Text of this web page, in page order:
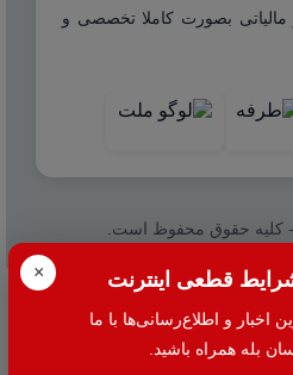
× قطعی اینترنت
اخبار و اطلاع‌رسانی‌ها با ما
بله همراه باشید.
مالیاتی بصورت کاملا تخصصی و